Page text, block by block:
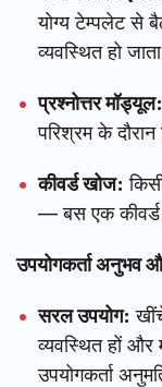
योग्य टेम्पलेट से
व्यवस्थित हो
प्रश्नोत्तर मॉड्यूल:
परिश्रम के
कीवर्ड खोज:
— बस एक कीवर्ड
उपयोगकर्ता अनुभव
सरल उपयोग:
व्यवस्थित हों
उपयोगकर्ता